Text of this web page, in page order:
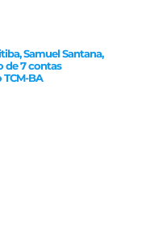
Samuel Santana,
de 7 contas
BA